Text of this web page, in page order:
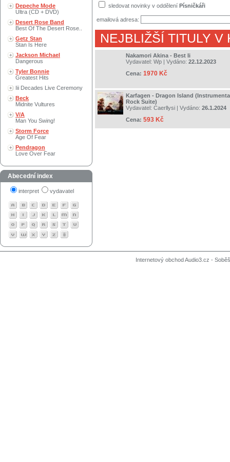
Depeche Mode
Ultra (CD + DVD)
Desert Rose Band
Best Of The Desert Rose..
Getz Stan
Stan Is Here
Jackson Michael
Dangerous
Tyler Bonnie
Greatest Hits
Iii Decades Live Ceremony
Beck
Midnite Vultures
V/A
Man You Swing!
Storm Force
Age Of Fear
Pendragon
Love Over Fear
Abecední index
interpret vydavatel
sledovat novinky v oddělení Písničkáři
emailová adresa:
NEJBLIŽŠÍ TITULY V
Nakamori Akina - Best Ii
Vydavatel: Wp | Vydáno: 22.12.2023
Cena: 1970 Kč
Karfagen - Dragon Island
Rock Suite)
Vydavatel: Caerllysi | Vydáno: 26.1.2024
Cena: 593 Kč
Internetový obchod Audio3.cz -